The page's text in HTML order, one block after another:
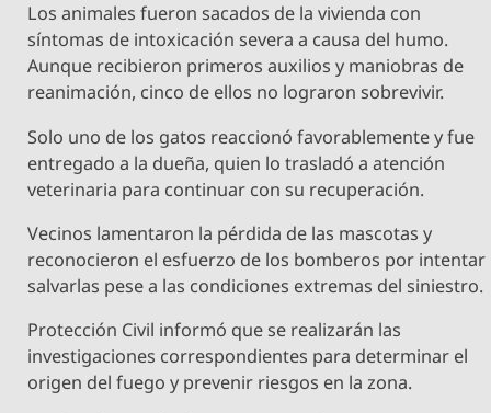
Los animales fueron sacados de la vivienda con
síntomas de intoxicación severa a causa del humo.
Aunque recibieron primeros auxilios y maniobras de
reanimación, cinco de ellos no lograron sobrevivir.
Solo uno de los gatos reaccionó favorablemente y fue
entregado a la dueña, quien lo trasladó a atención
veterinaria para continuar con su recuperación.
Vecinos lamentaron la pérdida de las mascotas y
reconocieron el esfuerzo de los bomberos por intentar
salvarlas pese a las condiciones extremas del siniestro.
Protección Civil informó que se realizarán las
investigaciones correspondientes para determinar el
origen del fuego y prevenir riesgos en la zona.